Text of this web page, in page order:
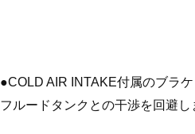
●COLD AIR INTAKE付属のブラ
フルードタンクとの干渉を回避し